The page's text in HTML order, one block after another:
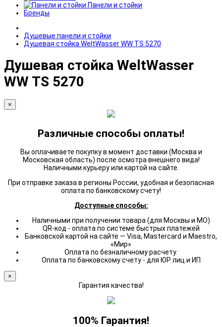
Панели и стойки
Бренды
Душевые панели и стойки
Душевая стойка WeltWasser WW TS 5270
Душевая стойка WeltWasser
WW TS 5270
×
Различные способы оплаты!
Вы оплачиваете покупку в момент доставки (Москва и
Московская область) после осмотра внешнего вида!
Наличными курьеру или картой на сайте.
При отправке заказа в регионы России, удобная и безопасная
оплата по банковскому счету!
Доступные способы:
Наличными при получении товара (для Москвы и МО)
QR-код - оплата по системе быстрых платежей
Банковской картой на сайте — Visa, Mastercard и Maestro,
«Мир»
Оплата по безналичному расчету.
Оплата по банковскому счету - для ЮР лиц и ИП
×
Гарантия качества!
100% Гарантия!